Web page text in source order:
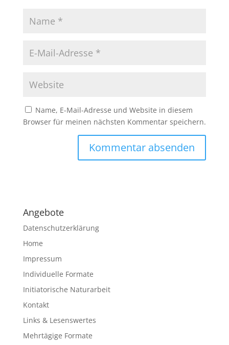
Name, E-Mail-Adresse und Website in diesem
Browser für meinen nächsten Kommentar speichern.
r
n
t
i
v
Angebote
Datenschutzerklärung
Home
Impressum
Individuelle Formate
Initiatorische Naturarbeit
Kontakt
Links & Lesenswertes
Mehrtägige Formate